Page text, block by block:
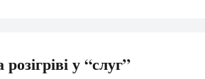
у “слуг”